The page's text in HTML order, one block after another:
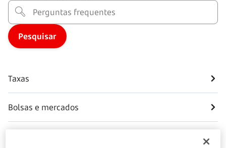
Taxas
Bolsas e mercados